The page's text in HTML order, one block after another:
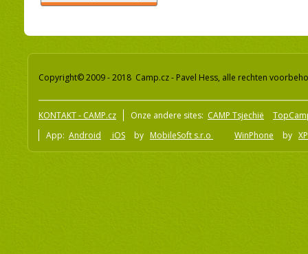
Copyright© 2009 - 2018 Camp.cz - Pavel Hess, alle rechten
KONTAKT - CAMP.cz Onze andere sites: CAMP Tsjechië
App: Android iOS by MobileSoft s.r.o WinPhone by